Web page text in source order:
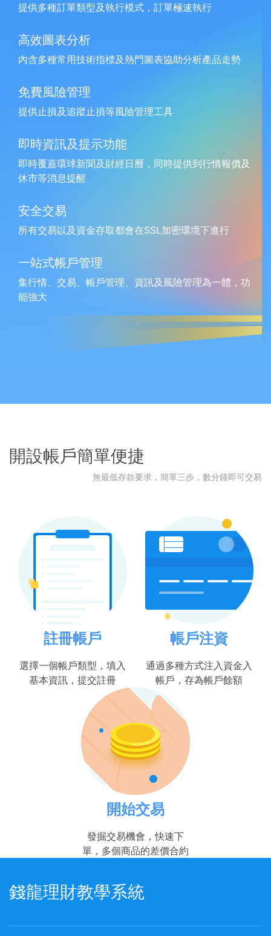
提供多種訂單類型及執行模式，訂單極速執行
高效圖表分析
內含多種常用技術指標及熱門圖表協助分析產品走勢
免費風險管理
提供止損及追蹤止損等風險管理工具
即時資訊及提示功能
即時覆蓋環球新聞及財經日曆，同時提供到行情報價及
休市等消息提醒
安全交易
所有交易以及資金存取都會在SSL加密環境下進行
一站式帳戶管理
集行情、交易、帳戶管理、資訊及風險管理為一體，功
能強大
開設帳戶簡單便捷
無最低存款要求，簡單三步，數分鐘即可交易
註冊帳戶
選擇一個帳戶類型，填入
基本資訊，提交註冊
帳戶注資
通過多種方式注入資金入
帳戶，存為帳戶餘額
開始交易
發掘交易機會，快速下
單，多個商品的差價合約
錢龍理財教學系統